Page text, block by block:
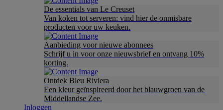
De essentials van Le Creuset
Van koken tot serveren: vind hier de onmisbare
producten voor uw keuken.
Aanbieding voor nieuwe abonnees
Schrijf u in voor onze nieuwsbrief en ontvang 10%
korting.
Ontdek Bleu Riviera
Een kleur geïnspireerd door het blauwgroen van de
Middellandse Zee.
Inloggen